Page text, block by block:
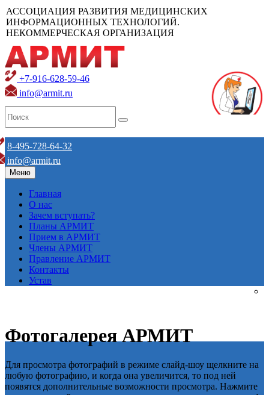
АССОЦИАЦИЯ РАЗВИТИЯ МЕДИЦИНСКИХ
ИНФОРМАЦИОННЫХ ТЕХНОЛОГИЙ.
НЕКОММЕРЧЕСКАЯ ОРГАНИЗАЦИЯ
+7-916-628-59-46
info@armit.ru
8-495-728-64-32
info@armit.ru
Меню
Главная
О нас
Зачем вступать?
Планы АРМИТ
Прием в АРМИТ
Члены АРМИТ
Правление АРМИТ
Контакты
Устав
Фотогалерея АРМИТ
Для просмотра фотографий в режиме слайд-шоу щелкните на
любую фотографию, и когда она увеличится, то под ней
появятся дополнительные возможности просмотра. Нажмите